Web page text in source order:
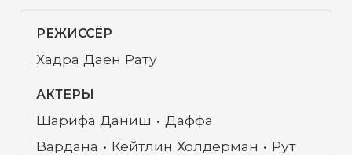
РЕЖИССЁР
Хадра Даен Рату
АКТЕРЫ
Шарифа Даниш
Даффа
Вардана
Кейтлин Холдерман
Рут